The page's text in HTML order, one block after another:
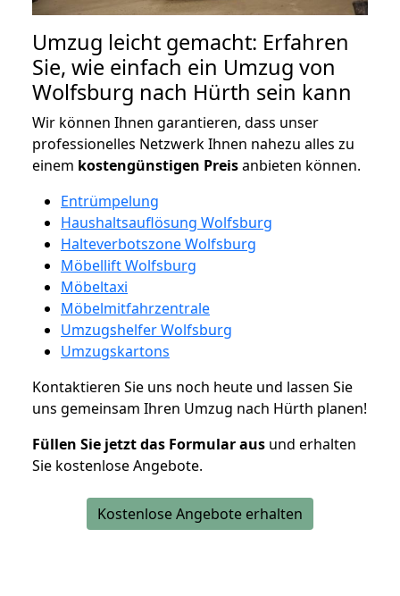
Umzug leicht gemacht: Erfahren
Sie, wie einfach ein Umzug von
Wolfsburg nach Hürth sein kann
Wir können Ihnen garantieren, dass unser
professionelles Netzwerk Ihnen nahezu alles zu
einem kostengünstigen Preisanbieten können.
Entrümpelung
Haushaltsauflösung Wolfsburg
Halteverbotszone Wolfsburg
Möbellift Wolfsburg
Möbeltaxi
Möbelmitfahrzentrale
Umzugshelfer Wolfsburg
Umzugskartons
Kontaktieren Sie uns noch heute und lassen Sie
uns gemeinsam Ihren Umzug nach Hürth planen!
Füllen Sie jetzt das Formular aus und erhalten
Sie kostenlose Angebote.
Kostenlose Angebote erhalten